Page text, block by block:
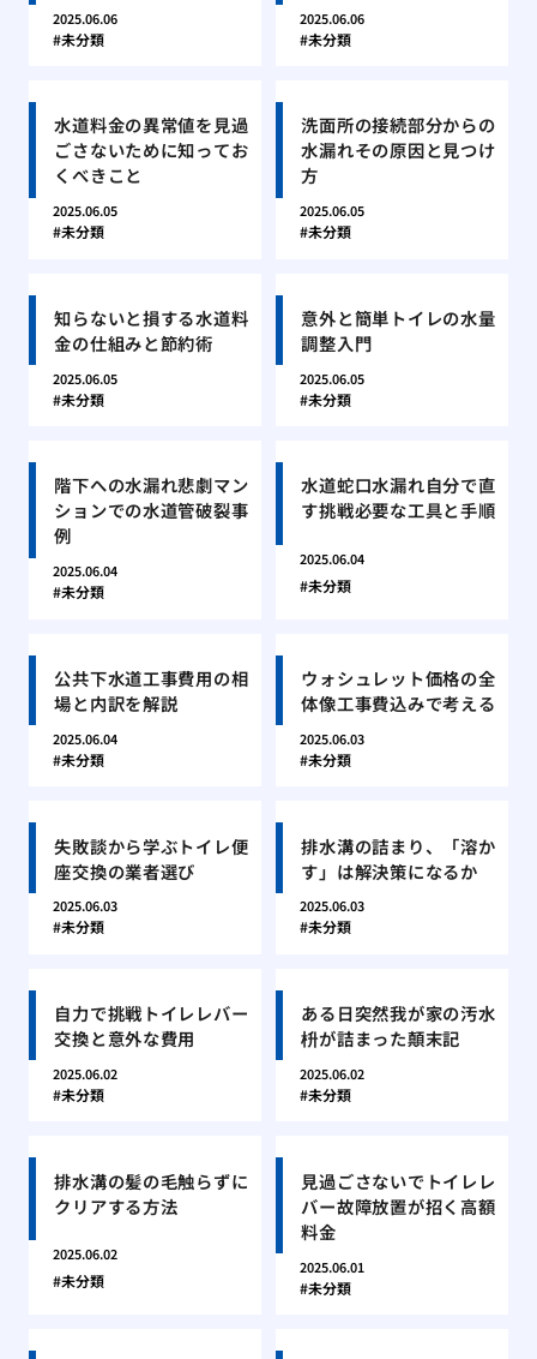
2025.06.06
未分類
2025.06.06
未分類
水道料金の異常値を見過
ごさないために知ってお
くべきこと
2025.06.05
未分類
洗面所の接続部分からの
水漏れその原因と見つけ
方
2025.06.05
未分類
知らないと損する水道料
金の仕組みと節約術
2025.06.05
未分類
意外と簡単トイレの水量
調整入門
2025.06.05
未分類
階下への水漏れ悲劇マン
ションでの水道管破裂事
例
2025.06.04
未分類
水道蛇口水漏れ自分で直
す挑戦必要な工具と手順
2025.06.04
未分類
公共下水道工事費用の相
場と内訳を解説
2025.06.04
未分類
ウォシュレット価格の全
体像工事費込みで考える
2025.06.03
未分類
失敗談から学ぶトイレ便
座交換の業者選び
2025.06.03
未分類
排水溝の詰まり、「溶か
す」は解決策になるか
2025.06.03
未分類
自力で挑戦トイレレバー
交換と意外な費用
2025.06.02
未分類
ある日突然我が家の汚水
枡が詰まった顛末記
2025.06.02
未分類
排水溝の髪の毛触らずに
クリアする方法
2025.06.02
未分類
見過ごさないでトイレレ
バー故障放置が招く高額
料金
2025.06.01
未分類